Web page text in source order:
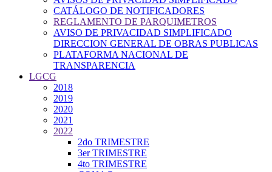
CATÁLOGO DE NOTIFICADORES
REGLAMENTO DE PARQUIMETROS
AVISO DE PRIVACIDAD SIMPLIFICADO
DIRECCION GENERAL DE OBRAS PUBLICAS
PLATAFORMA NACIONAL DE
TRANSPARENCIA
LGCG
2018
2019
2020
2021
2022
2do TRIMESTRE
3er TRIMESTRE
4to TRIMESTRE